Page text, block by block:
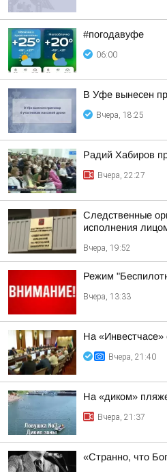
#погодавуфе
06:00
В Уфе вынесен
Вчера, 18:25
Радий Хабиров
Вчера, 22:27
Следственные
исполнения
Вчера, 19:52
Режим
Вчера, 13:33
На
Вчера, 21:40
На «диком»
Вчера, 21:37
«Странно, что